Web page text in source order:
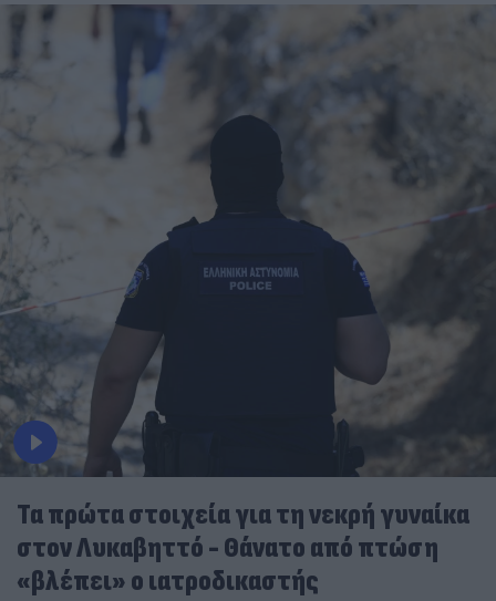
Τα πρώτα στοιχεία για τη νεκρή γυναίκα
στον Λυκαβηττό - Θάνατο από πτώση
«βλέπει» ο ιατροδικαστής